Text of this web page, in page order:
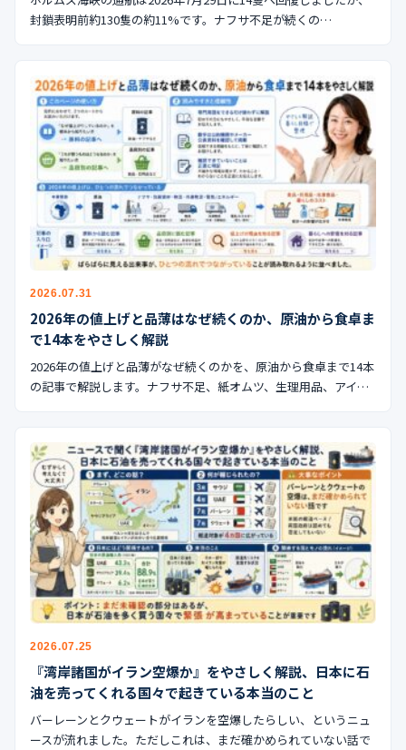
封鎖表明前約130隻の約11%です。ナフサ不足が続くの…
2026.07.31
2026年の値上げと品薄はなぜ続くのか、原油から食卓ま
で14本をやさしく解説
2026年の値上げと品薄がなぜ続くのかを、原油から食卓まで14本
の記事で解説します。ナフサ不足、紙オムツ、生理用品、アイ…
2026.07.25
『湾岸諸国がイラン空爆か』をやさしく解説、日本に石
油を売ってくれる国々で起きている本当のこと
バーレーンとクウェートがイランを空爆したらしい、というニュ
ースが流れました。ただしこれは、まだ確かめられていない話で